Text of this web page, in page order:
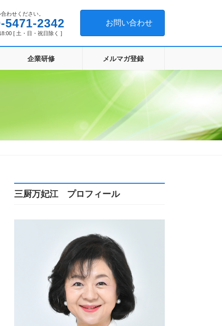
わせください。
5471-2342
[ 土・日・祝日除く ]
お問い合わせ
企業研修 メルマガ登録
三厨万妃江 プロフィール